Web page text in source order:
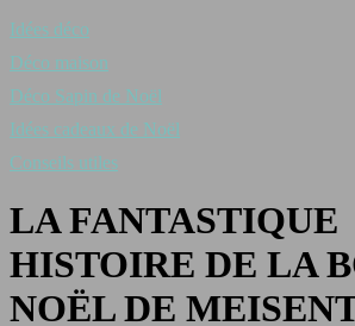
Idées déco
Déco maison
Déco Sapin de Noël
Idées cadeaux de Noël
Conseils utiles
LA FANTASTIQUE
HISTOIRE DE LA
NOËL DE